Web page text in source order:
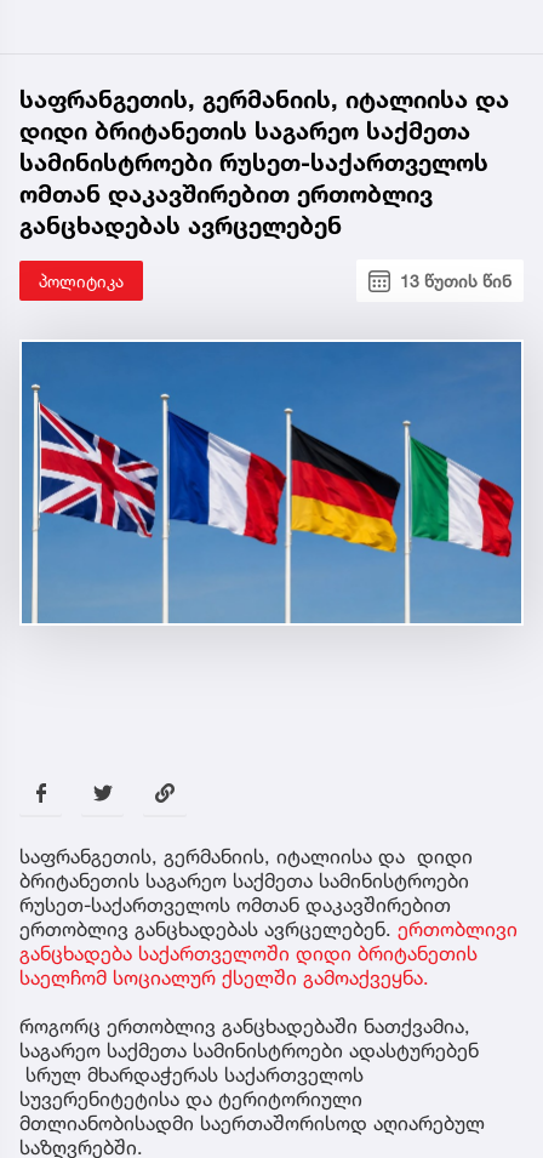
საფრანგეთის, გერმანიის, იტალიისა და
დიდი ბრიტანეთის საგარეო საქმეთა
სამინისტროები რუსეთ-საქართველოს
ომთან დაკავშირებით ერთობლივ
განცხადებას ავრცელებენ
პოლიტიკა 13 წუთის წინ
საფრანგეთის, გერმანიის, იტალიისა და დიდი
ბრიტანეთის საგარეო საქმეთა სამინისტროები
რუსეთ-საქართველოს ომთან დაკავშირებით
ერთობლივ განცხადებას ავრცელებენ. ერთობლივი
განცხადება საქართველოში დიდი ბრიტანეთის
საელჩომ სოციალურ ქსელში გამოაქვეყნა.
როგორც ერთობლივ განცხადებაში ნათქვამია,
საგარეო საქმეთა სამინისტროები ადასტურებენ
სრულ მხარდაჭერას საქართველოს
სუვერენიტეტისა და ტერიტორიული
მთლიანობისადმი საერთაშორისოდ აღიარებულ
საზღვრებში.